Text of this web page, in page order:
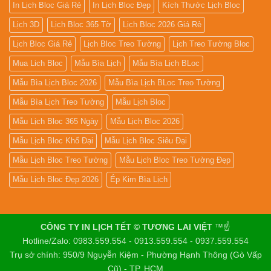
In Lịch Bloc Giá Rẻ In Lịch Bloc Đẹp Kích Thước Lịch Bloc
Lịch 3D Lịch Bloc 365 Tờ Lịch Bloc 2026 Giá Rẻ
Lịch Bloc Giá Rẻ Lịch Bloc Treo Tường Lịch Treo Tường Bloc
Mua Lich Bloc Mẫu Bìa Lịch Mẫu Bìa Lịch BLoc
Mẫu Bìa Lịch Bloc 2026 Mẫu Bìa Lịch BLoc Treo Tường
Mẫu Bìa Lịch Treo Tường Mẫu Lịch Bloc
Mẫu Lịch Bloc 365 Ngày Mẫu Lịch Bloc 2026
Mẫu Lịch Bloc Khổ Đại Mẫu Lịch Bloc Siêu Đại
Mẫu Lịch Bloc Treo Tường Mẫu Lịch Bloc Treo Tường Đẹp
Mẫu Lịch Bloc Đẹp 2026 Ép Kim Bìa Lịch
CÔNG TY IN LỊCH TẾT © TƯƠNG LAI VIỆT ™☝️
Hotline/Zalo: 0983.559.554 - 0913.559.554 - 0937.559.554
Trụ sở chính: 950/9 Nguyễn Kiệm - Phường Hạnh Thông (Gò Vấp
Cũ) - TP. HCM